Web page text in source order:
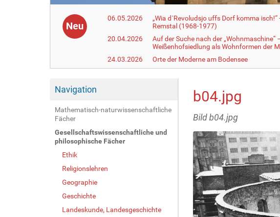
Neu
06.05.2026
„Wia d´Revoludsjo uffs Dorf komma
Remstal (1968-1977)
20.04.2026
Auf der Suche nach der „Wohnmaschine“
Weißenhofsiedlung als Wohnformen der
24.03.2026
Orte der Moderne am Bodensee
Navigation
Mathematisch-naturwissenschaftliche
Fächer
Gesellschaftswissenschaftliche und
philosophische Fächer
Ethik
Religionslehren
Geographie
Geschichte
Landeskunde, Landesgeschichte
b04.jpg
Bild b04.jpg